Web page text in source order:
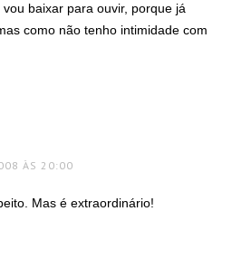
baixar para ouvir, porque já
como não tenho intimidade com
ÀS 20:00
Mas é extraordinário!